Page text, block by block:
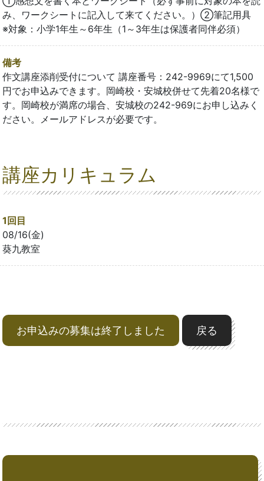
み、ワークシートに記入して来てください。）②筆記用具
※対象：小学1年生～6年生（1～3年生は保護者同伴必須）
備考
作文講座添削受付について 講座番号：242-9969にて1,500
円でお申込みできます。岡崎校・安城校併せて先着20名様で
す。岡崎校が満席の場合、安城校の242-969にお申し込みく
ださい。メールアドレスが必要です。
講座カリキュラム
1回目
08/16(金)
葵九教室
お申込みの募集は終了しました 戻る